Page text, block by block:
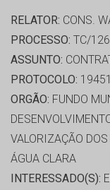
RELATOR: CONS.
PROCESSO: TC/
ASSUNTO:
PROTOCOLO:
ORGÃO: FUNDO
VALORIZAÇÃO
ÁGUA CLARA
INTERESSADO(S):